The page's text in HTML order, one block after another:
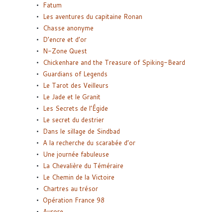
Fatum
Les aventures du capitaine Ronan
Chasse anonyme
D’encre et d’or
N-Zone Quest
Chickenhare and the Treasure of Spiking-Beard
Guardians of Legends
Le Tarot des Veilleurs
Le Jade et le Granit
Les Secrets de l’Égide
Le secret du destrier
Dans le sillage de Sindbad
A la recherche du scarabée d’or
Une journée fabuleuse
La Chevalière du Téméraire
Le Chemin de la Victoire
Chartres au trésor
Opération France 98